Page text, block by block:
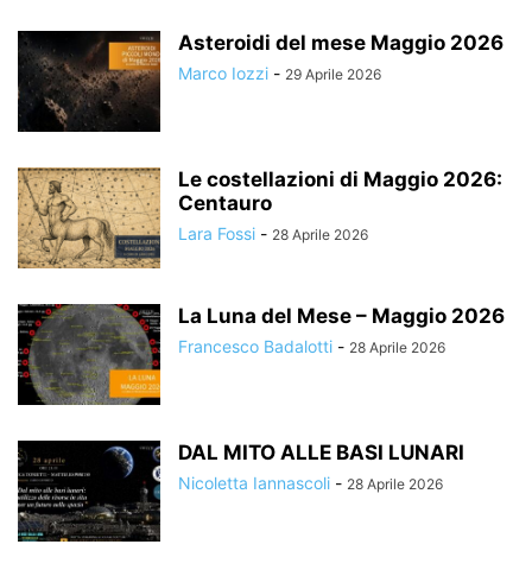
Asteroidi del mese Maggio 2026
Marco Iozzi - 29 Aprile 2026
Le costellazioni di Maggio 2026:
Centauro
Lara Fossi - 28 Aprile 2026
La Luna del Mese – Maggio 2026
Francesco Badalotti - 28 Aprile 2026
DAL MITO ALLE BASI LUNARI
Nicoletta Iannascoli - 28 Aprile 2026